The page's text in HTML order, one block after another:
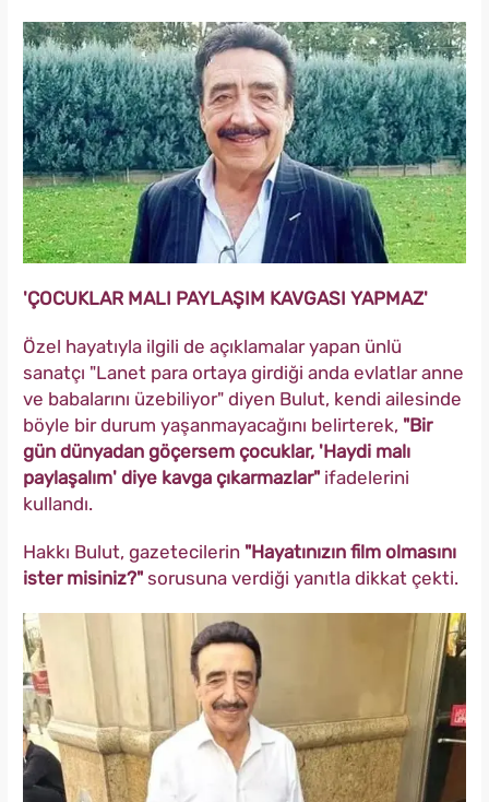
'ÇOCUKLAR MALI PAYLAŞIM KAVGASI YAPMAZ'
Özel hayatıyla ilgili de açıklamalar yapan ünlü
sanatçı "Lanet para ortaya girdiği anda evlatlar anne
ve babalarını üzebiliyor" diyen Bulut, kendi ailesinde
böyle bir durum yaşanmayacağını belirterek, "Bir
gün dünyadan göçersem çocuklar, 'Haydi malı
paylaşalım' diye kavga çıkarmazlar" ifadelerini
kullandı.
Hakkı Bulut, gazetecilerin "Hayatınızın film olmasını
ister misiniz?" sorusuna verdiği yanıtla dikkat çekti.